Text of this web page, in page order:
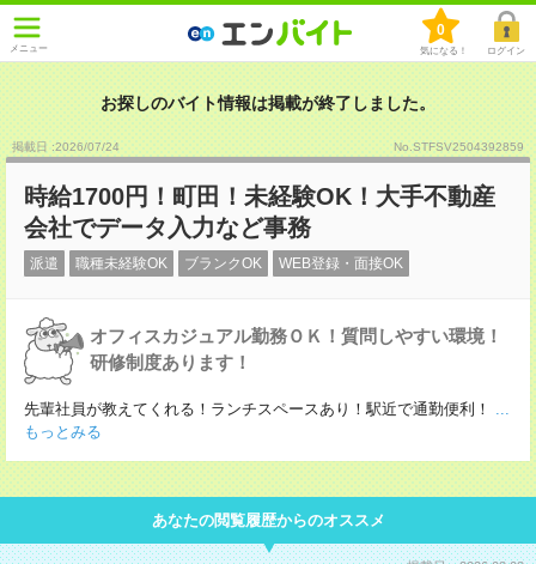
メニュー
0
気になる！ ログイン
お探しのバイト情報は掲載が終了しました。
掲載日 :2026/07/24 No.STFSV2504392859
時給1700円！町田！未経験OK！大手不動産
会社でデータ入力など事務
派遣 職種未経験OK ブランクOK WEB登録・面接OK
オフィスカジュアル勤務ＯＫ！質問しやすい環境！
研修制度あります！
先輩社員が教えてくれる！ランチスペースあり！駅近で通勤便利！
...
もっとみる
あなたの閲覧履歴からのオススメ